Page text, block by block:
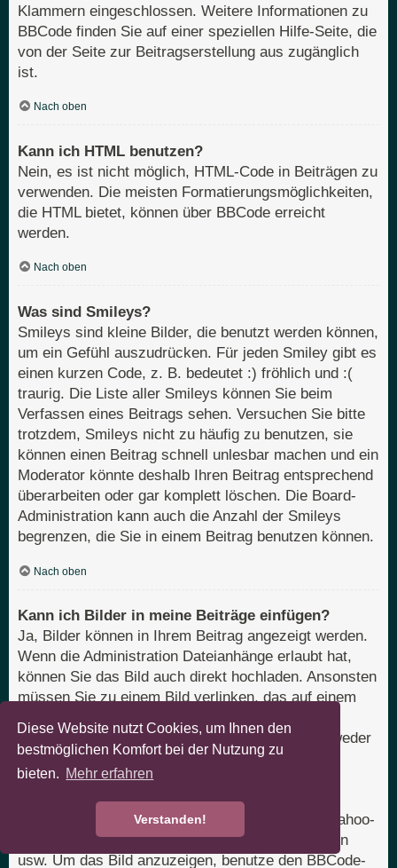
Diese Website nutzt Cookies, um Ihnen den
bestmöglichen Komfort bei der Nutzung zu
bieten. Mehr erfahren
Verstanden!
Klammern eingeschlossen. Weitere Informationen zu
BBCode finden Sie auf einer speziellen Hilfe-Seite, die
von der Seite zur Beitragserstellung aus zugänglich
ist.
Nach oben
Kann ich HTML benutzen?
Nein, es ist nicht möglich, HTML-Code in Beiträgen zu
verwenden. Die meisten Formatierungsmöglichkeiten,
die HTML bietet, können über BBCode erreicht
werden.
Nach oben
Was sind Smileys?
Smileys sind kleine Bilder, die benutzt werden können,
um ein Gefühl auszudrücken. Für jeden Smiley gibt es
einen kurzen Code, z. B. bedeutet :) fröhlich und :(
traurig. Die Liste aller Smileys können Sie beim
Verfassen eines Beitrags sehen. Versuchen Sie bitte
trotzdem, Smileys nicht zu häufig zu benutzen, sie
können einen Beitrag schnell unlesbar machen und ein
Moderator könnte deshalb Ihren Beitrag entsprechend
überarbeiten oder gar komplett löschen. Die Board-
Administration kann auch die Anzahl der Smileys
begrenzen, die Sie in einem Beitrag benutzen können.
Nach oben
Kann ich Bilder in meine Beiträge einfügen?
Ja, Bilder können in Ihrem Beitrag angezeigt werden.
Wenn die Administration Dateianhänge erlaubt hat,
können Sie das Bild auch direkt hochladen. Ansonsten
müssen Sie zu einem Bild verlinken, das auf einem
http://www.domain.tld/mein-bild.gif. Sie können weder
Bilder verlinken, die sich auf Ihrem eigenen PC
befinden (außer es ist ein öffentlich zugänglicher
Server), noch zu Bildern, die nur nach einer
Anmeldung verfügbar sind, z. B. Hotmail- oder Yahoo-
Mailboxen, mit einem Passwort geschützte Seiten
usw. Um das Bild anzuzeigen, benutze den BBCode-